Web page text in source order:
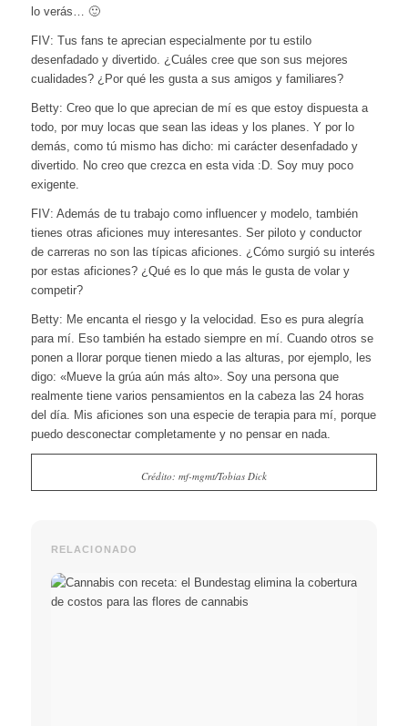
lo verás… 🙂
FIV: Tus fans te aprecian especialmente por tu estilo
desenfadado y divertido. ¿Cuáles cree que son sus mejores
cualidades? ¿Por qué les gusta a sus amigos y familiares?
Betty: Creo que lo que aprecian de mí es que estoy dispuesta a
todo, por muy locas que sean las ideas y los planes. Y por lo
demás, como tú mismo has dicho: mi carácter desenfadado y
divertido. No creo que crezca en esta vida :D. Soy muy poco
exigente.
FIV: Además de tu trabajo como influencer y modelo, también
tienes otras aficiones muy interesantes. Ser piloto y conductor
de carreras no son las típicas aficiones. ¿Cómo surgió su interés
por estas aficiones? ¿Qué es lo que más le gusta de volar y
competir?
Betty: Me encanta el riesgo y la velocidad. Eso es pura alegría
para mí. Eso también ha estado siempre en mí. Cuando otros se
ponen a llorar porque tienen miedo a las alturas, por ejemplo, les
digo: «Mueve la grúa aún más alto». Soy una persona que
realmente tiene varios pensamientos en la cabeza las 24 horas
del día. Mis aficiones son una especie de terapia para mí, porque
puedo desconectar completamente y no pensar en nada.
Crédito: mf-mgmt/Tobias Dick
RELACIONADO